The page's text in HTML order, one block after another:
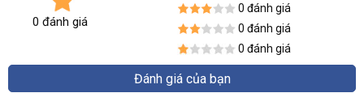
0 đánh giá
0 đánh giá
0 đánh giá
0 đánh giá
Đánh giá của bạn